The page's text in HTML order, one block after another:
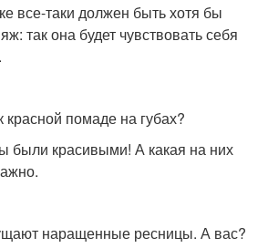
все-таки должен быть хотя бы
так она будет чувствовать себя
красной помаде на губах?
были красивыми! А какая на них
наращенные ресницы. А вас?